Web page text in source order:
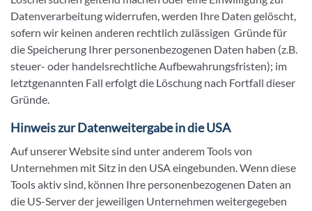
Datenverarbeitung widerrufen, werden Ihre Daten gelöscht,
sofern wir keinen anderen rechtlich zulässigen Gründe für
die Speicherung Ihrer personenbezogenen Daten haben (z.B.
steuer- oder handelsrechtliche Aufbewahrungsfristen); im
letztgenannten Fall erfolgt die Löschung nach Fortfall dieser
Gründe.
Hinweis zur Datenweitergabe in die USA
Auf unserer Website sind unter anderem Tools von
Unternehmen mit Sitz in den USA eingebunden. Wenn diese
Tools aktiv sind, können Ihre personenbezogenen Daten an
die US-Server der jeweiligen Unternehmen weitergegeben